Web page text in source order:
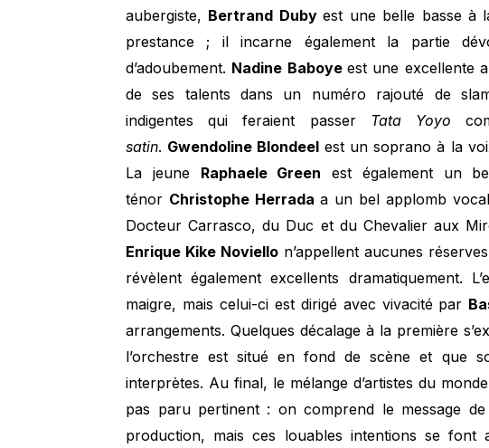
aubergiste, Bertrand Dubyest une belle basse à
prestance ; il incarne également la partie
d’adoubement. Nadine Baboyeest une excellente
de ses talents dans un numéro rajouté de
indigentes qui feraient passer Tata Yoyo
satin. Gwendoline Blondeel est un soprano à la
La jeune Raphaele Green est également un
ténor Christophe Herrada a un bel applomb
Docteur Carrasco, du Duc et du Chevalier aux
Enrique Kike Noviello n’appellent aucunes
révèlent également excellents dramatiquement.
maigre, mais celui-ci est dirigé avec vivacité par
arrangements. Quelques décalage à la première
l’orchestre est situé en fond de scène et que
interprètes. Au final, le mélange d’artistes du
pas paru pertinent : on comprend le message
production, mais ces louables intentions se font